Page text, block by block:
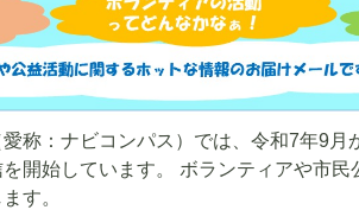
称：ナビコンパス）では、令和7年9月
開始しています。 ボランティアや市
す。